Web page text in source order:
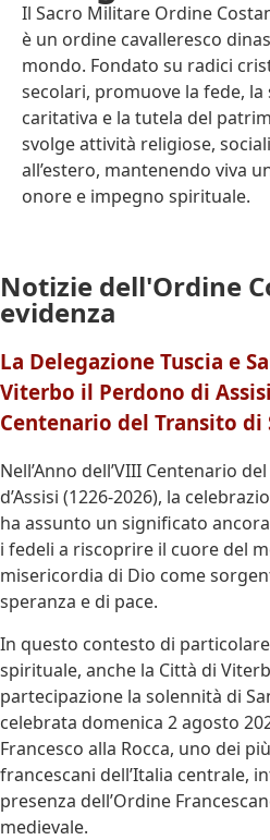
Militare Ordine
Codice Fiscale:
Il Sacro Militare Ordine
è un ordine cavalleresco
mondo. Fondato su radici
secolari, promuove la fede, la
caritativa e la tutela del
svolge attività religiose,
all’estero, mantenendo viva
onore e impegno spirituale.
Notizie dell'Ordine
evidenza
La Delegazione Tuscia e
Viterbo il Perdono di
Centenario del Transito di
Nell’Anno dell’VIII Centenario
d’Assisi (1226-2026), la
ha assunto un significato
i fedeli a riscoprire il cuore del
misericordia di Dio come
speranza e di pace.
In questo contesto di
spirituale, anche la Città di
partecipazione la solennità di
celebrata domenica 2 agosto
Francesco alla Rocca, uno dei
francescani dell’Italia centrale,
presenza dell’Ordine
medievale.